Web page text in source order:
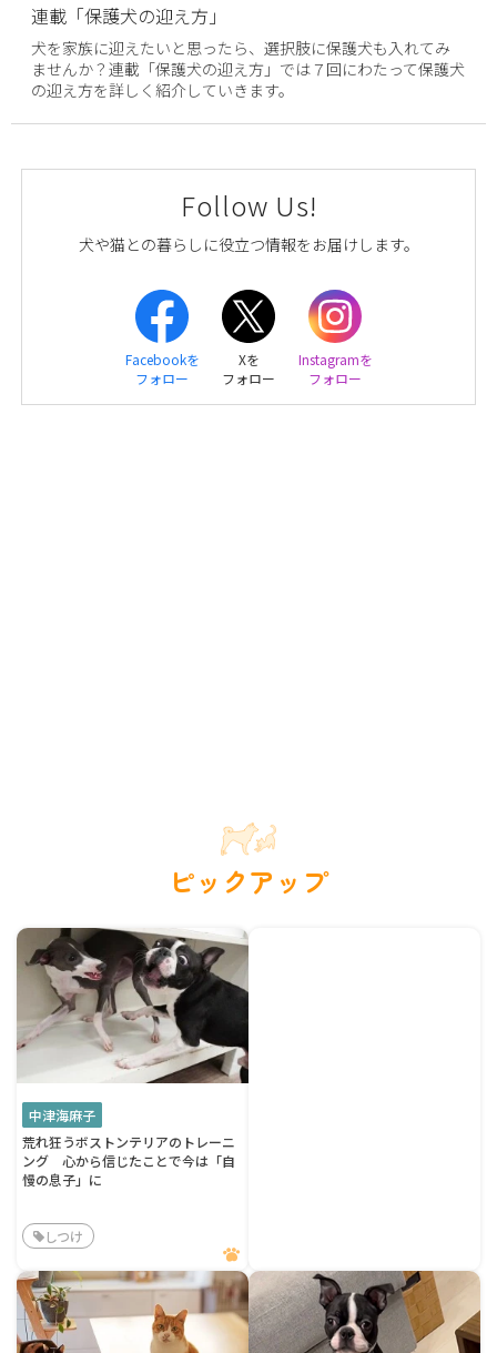
連載「保護犬の迎え方」
犬を家族に迎えたいと思ったら、選択肢に保護犬も入れてみ
ませんか？連載「保護犬の迎え方」では７回にわたって保護犬
の迎え方を詳しく紹介していきます。
Follow Us!
犬や猫との暮らしに役立つ情報をお届けします。
Facebookを
フォロー
Xを
フォロー
Instagramを
フォロー
ピックアップ
中津海麻子
荒れ狂うボストンテリアのトレーニ
ング 心から信じたことで今は「自
慢の息子」に
しつけ